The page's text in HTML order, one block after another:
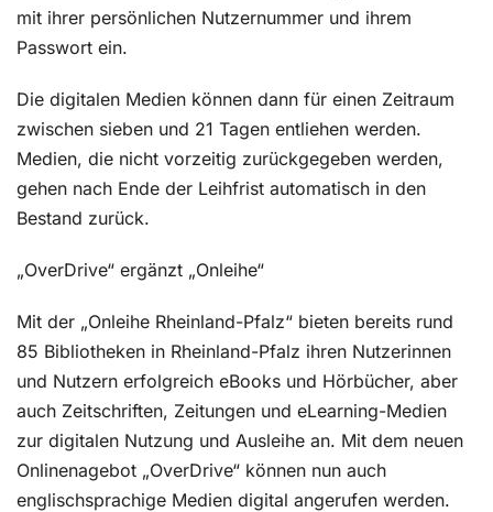
mit ihrer persönlichen Nutzernummer und ihrem
Passwort ein.
Die digitalen Medien können dann für einen Zeitraum
zwischen sieben und 21 Tagen entliehen werden.
Medien, die nicht vorzeitig zurückgegeben werden,
gehen nach Ende der Leihfrist automatisch in den
Bestand zurück.
„OverDrive“ ergänzt „Onleihe“
Mit der „Onleihe Rheinland-Pfalz“ bieten bereits rund
85 Bibliotheken in Rheinland-Pfalz ihren Nutzerinnen
und Nutzern erfolgreich eBooks und Hörbücher, aber
auch Zeitschriften, Zeitungen und eLearning-Medien
zur digitalen Nutzung und Ausleihe an. Mit dem neuen
Onlinenagebot „OverDrive“ können nun auch
englischsprachige Medien digital angerufen werden.